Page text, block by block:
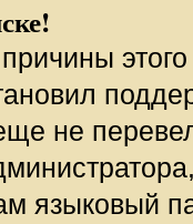
этого
не
языковый